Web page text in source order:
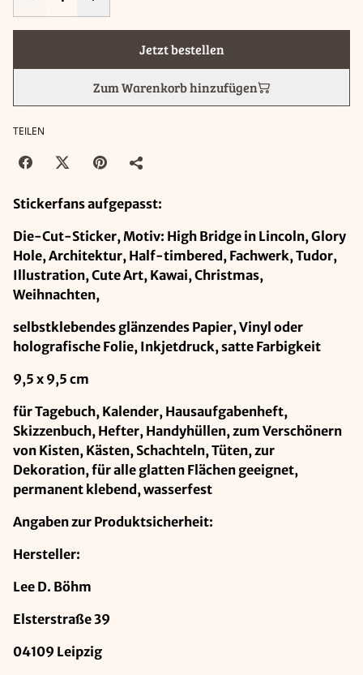
Jetzt bestellen
Zum Warenkorb hinzufügen
TEILEN
Stickerfans aufgepasst:
Die-Cut-Sticker, Motiv: High Bridge in Lincoln, Glory
Hole, Architektur, Half-timbered, Fachwerk, Tudor,
Illustration, Cute Art, Kawai, Christmas,
Weihnachten,
selbstklebendes glänzendes Papier, Vinyl oder
holografische Folie, Inkjetdruck, satte Farbigkeit
9,5 x 9,5 cm
für Tagebuch, Kalender, Hausaufgabenheft,
Skizzenbuch, Hefter, Handyhüllen, zum Verschönern
von Kisten, Kästen, Schachteln, Tüten, zur
Dekoration, für alle glatten Flächen geeignet,
permanent klebend, wasserfest
Angaben zur Produktsicherheit:
Hersteller:
Lee D. Böhm
Elsterstraße 39
04109 Leipzig